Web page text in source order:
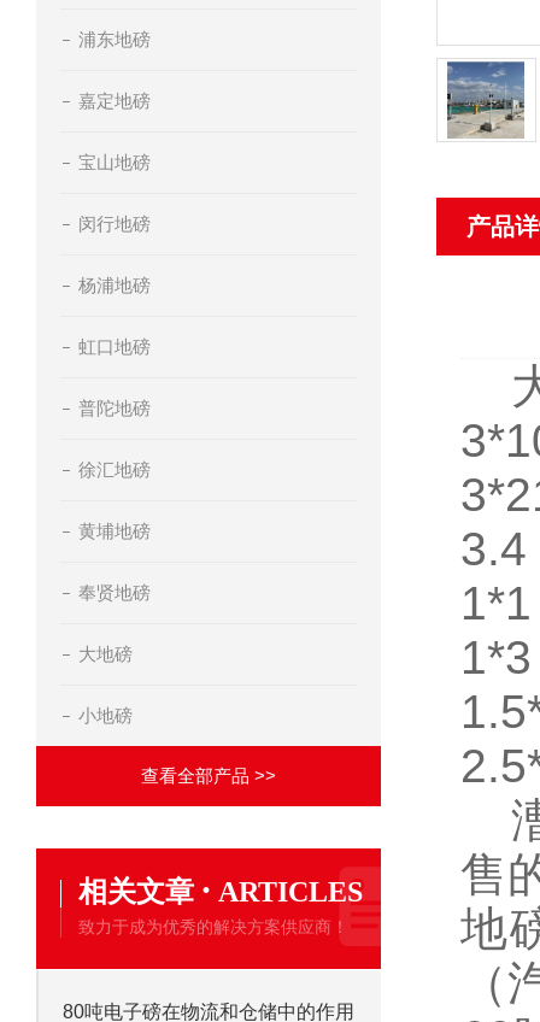
浦东地磅
嘉定地磅
宝山地磅
闵行地磅
杨浦地磅
虹口地磅
普陀地磅
徐汇地磅
黄埔地磅
奉贤地磅
大地磅
小地磅
查看全部产品 >>
相关文章 · ARTICLES
致力于成为优秀的解决方案供应商！
80吨电子磅在物流和仓储中的作用
产品
3.4
1*1
1*3
售
地